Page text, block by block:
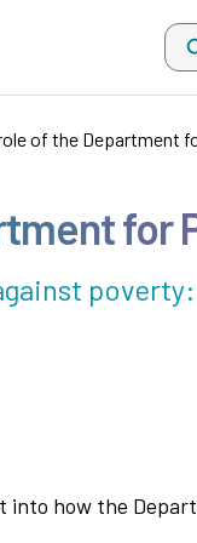
of the Department
for
poverty:
into how the